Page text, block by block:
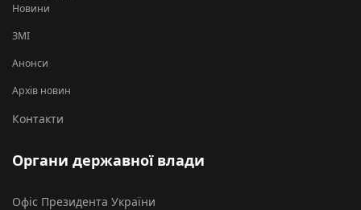
Новини
ЗМІ
Анонси
Архів новин
Контакти
Органи державної влади
Офіс Президента України